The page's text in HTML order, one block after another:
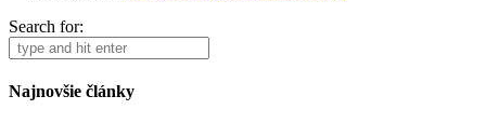
Search for:
Najnovšie články